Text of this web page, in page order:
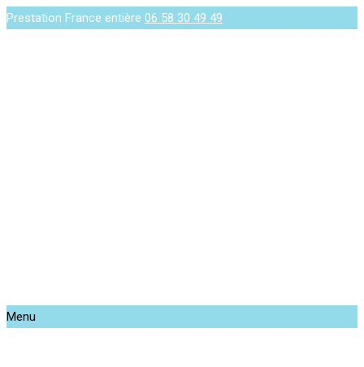
Prestation France entière 06 58 30 49 49
Menu